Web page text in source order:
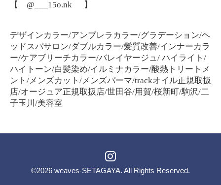
【 @___15o.nk
】
デザインカラー/アンブレラカラー/グラデーション/ヘ
ッドスパサロン/ダブルカラー/髪質改善/インナーカラ
ー/ケアブリーチカラー/バレイヤージュ/ ハイライト/
ハイトーン/白髪染め/イルミナカラー/酸熱トリートメ
ント/メンズカット/メンズパーマ/trackオイル正規取扱
店/オージュア正規取扱店/世田谷/用賀/桜新町/駒沢/二
子玉川/美容室
©2026 weaves-SETAGAYA. All Rights Reserved.